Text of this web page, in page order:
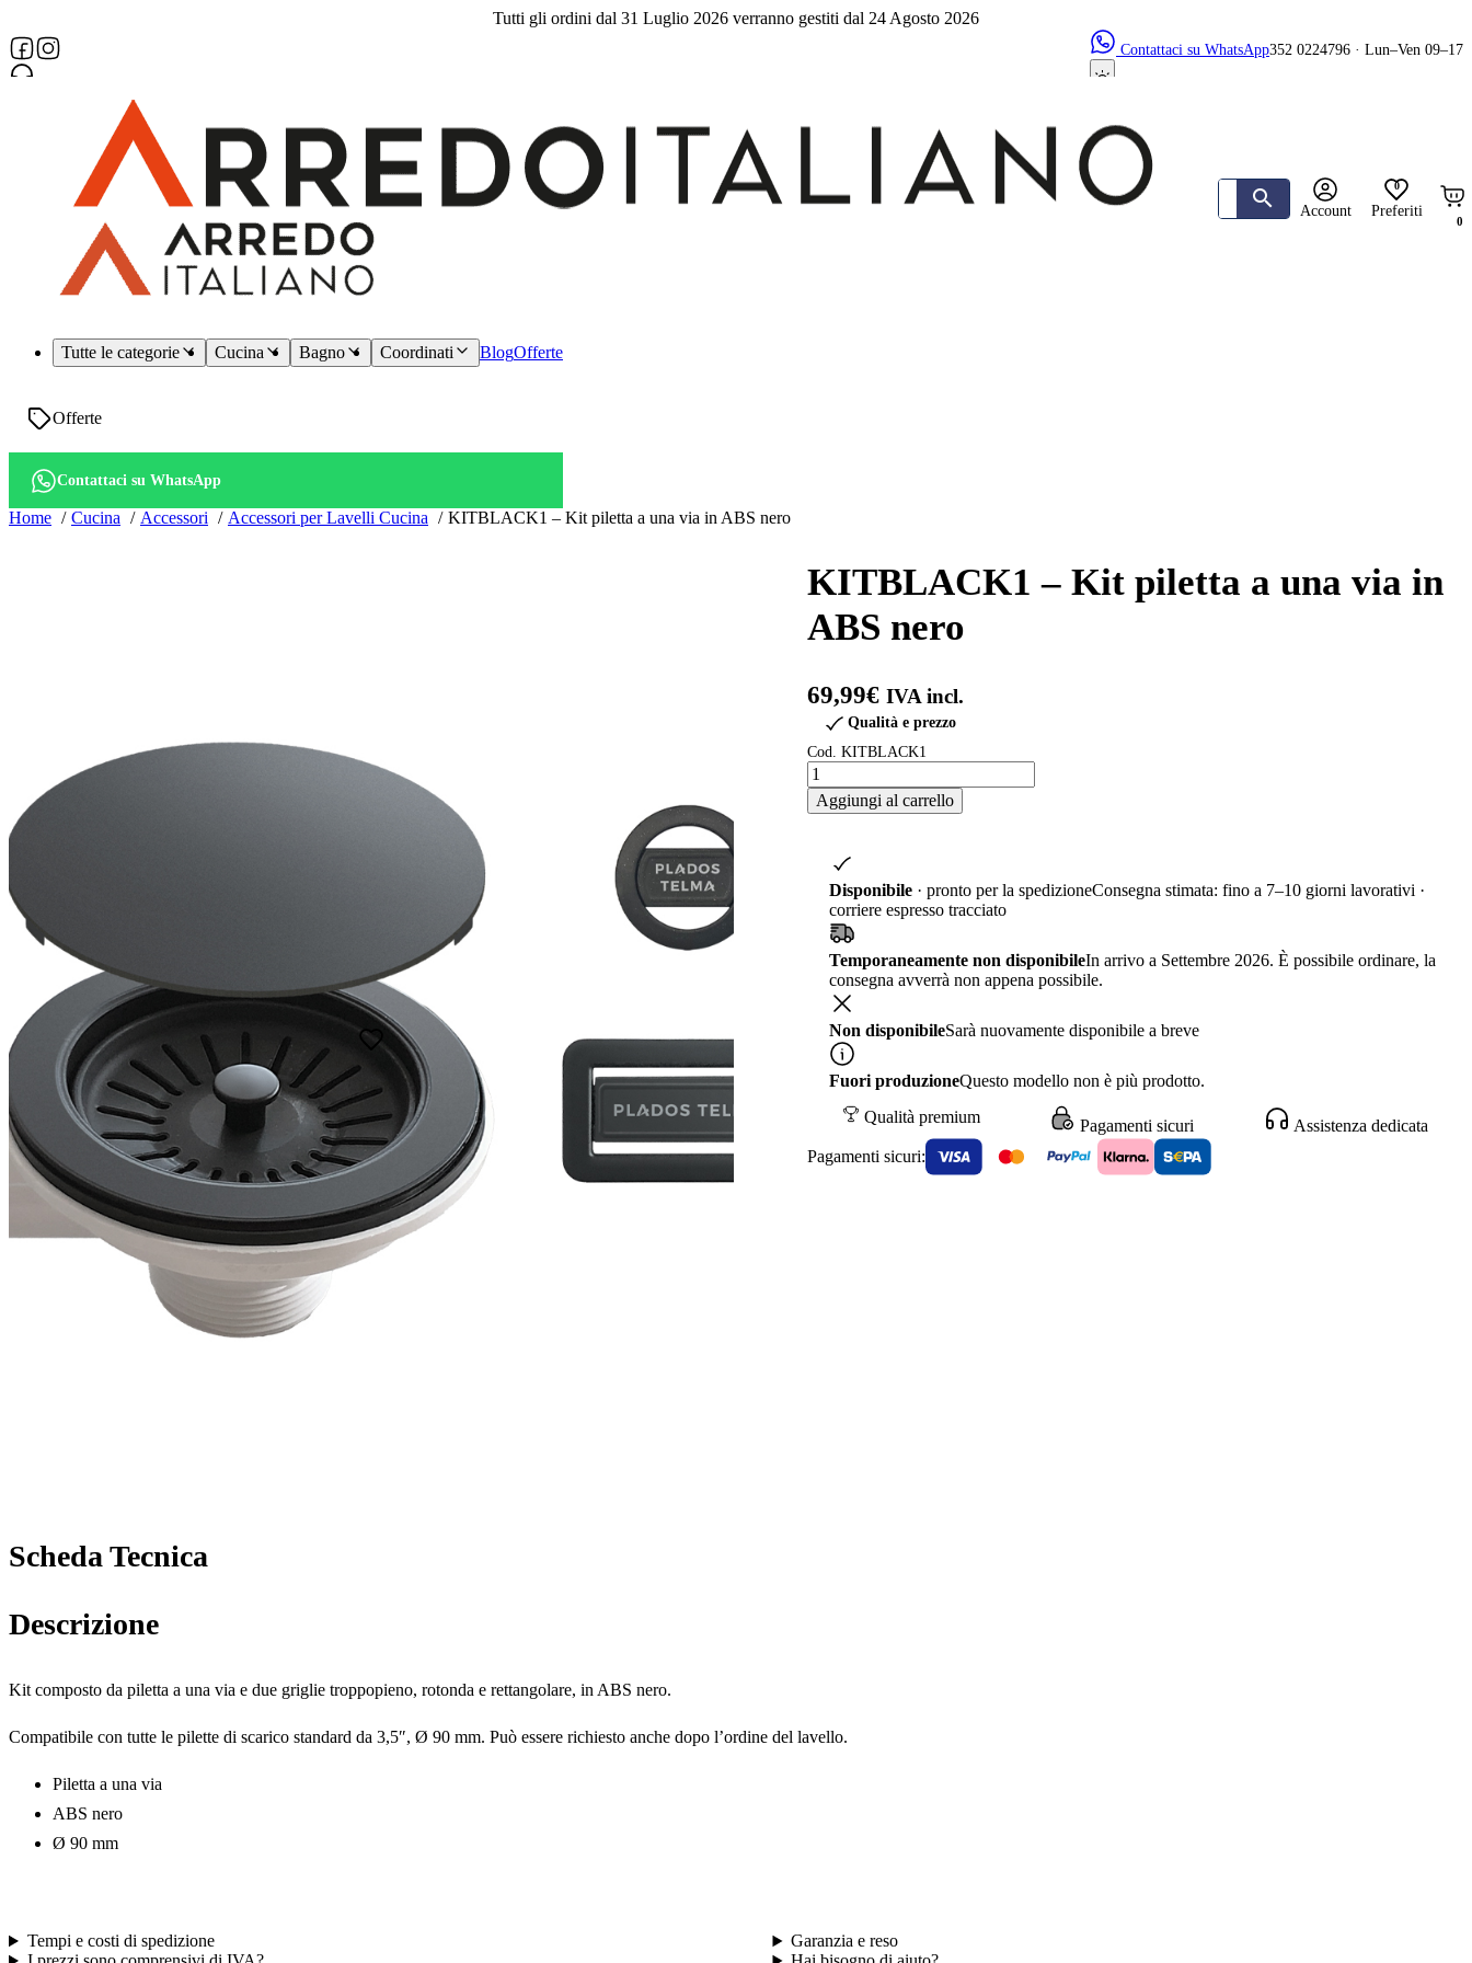
Tutti gli ordini dal 31 Luglio 2026 verranno gestiti dal 24 Agosto 2026
Contattaci su WhatsApp352 0224796 · Lun–Ven 09–17
Account Preferiti
0
0
Tutte le categorie Cucina Bagno Coordinati BlogOfferte
Offerte
Contattaci su WhatsApp
Home Cucina Accessori Accessori per Lavelli Cucina KITBLACK1 – Kit piletta a una via in ABS nero
KITBLACK1 – Kit piletta a una via in
ABS nero
69,99€ IVA incl.
Qualità e prezzo
Cod. KITBLACK1
KITBLACK1
–
Kit
ABS
nero
quantità
Aggiungi al carrello
Disponibile· pronto per la spedizioneConsegna stimata: fino a 7–10 giorni lavorativi ·
corriere espresso tracciato
Temporaneamente non disponibileIn arrivo a Settembre 2026. È possibile ordinare, la
consegna avverrà non appena possibile.
Non disponibileSarà nuovamente disponibile a breve
Fuori produzioneQuesto modello non è più prodotto.
Qualità premium
Pagamenti sicuri
Assistenza dedicata
Pagamenti sicuri:
Scheda Tecnica
Descrizione
Kit composto da piletta a una via e due griglie troppopieno, rotonda e rettangolare, in ABS nero.
Compatibile con tutte le pilette di scarico standard da 3,5″, Ø 90 mm. Può essere richiesto anche dopo l’ordine del lavello.
Piletta a una via
ABS nero
Ø 90 mm
Tempi e costi di spedizione
Garanzia e reso